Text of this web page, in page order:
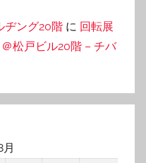
ヂング20階 に 回転展
松戸ビル20階 – チバ